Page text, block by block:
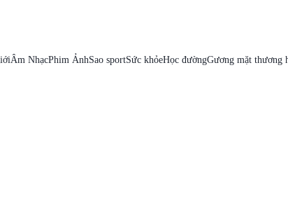
Âm NhạcPhim ẢnhSao sportSức khỏeHọc đườngGương mặt thương